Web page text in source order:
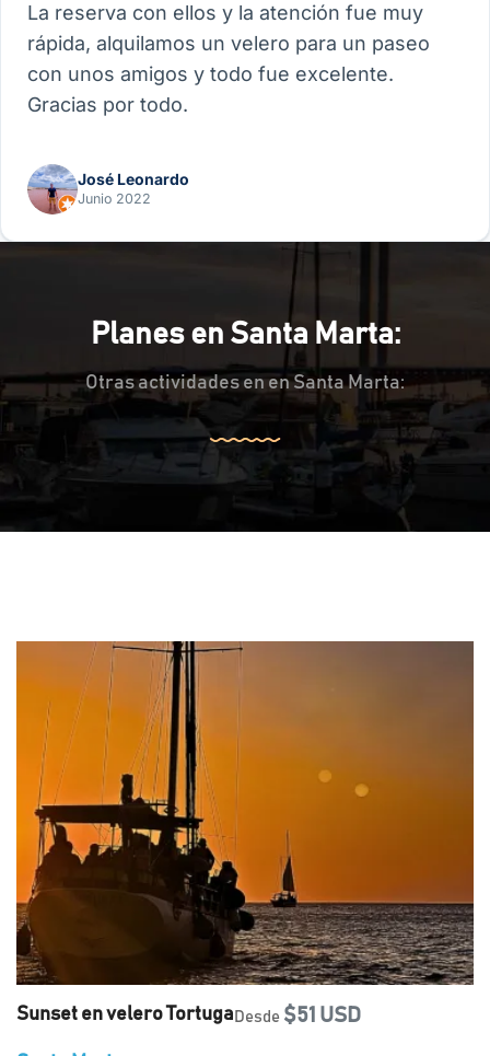
La reserva con ellos y la atención fue muy
rápida, alquilamos un velero para un paseo
con unos amigos y todo fue excelente.
Gracias por todo.
José Leonardo
Junio 2022
Planes en Santa Marta:
Otras actividades en en Santa Marta:
Sunset en velero Tortuga Desde $51 USD